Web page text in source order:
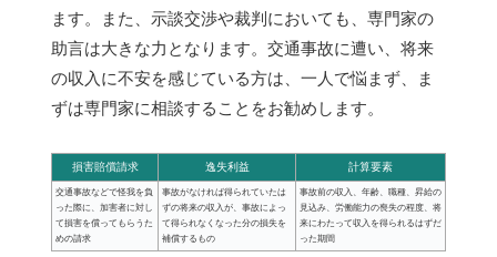
ます。また、示談交渉や裁判においても、専門家の
助言は大きな力となります。交通事故に遭い、将来
の収入に不安を感じている方は、一人で悩まず、ま
ずは専門家に相談することをお勧めします。
損害賠償請求 逸失利益 計算要素
交通事故などで怪我を負
った際に、加害者に対し
て損害を償ってもらうた
めの請求
事故がなければ得られていたは
ずの将来の収入が、事故によっ
て得られなくなった分の損失を
補償するもの
事故前の収入、年齢、職種、昇給の
見込み、労働能力の喪失の程度、将
来にわたって収入を得られるはずだ
った期間